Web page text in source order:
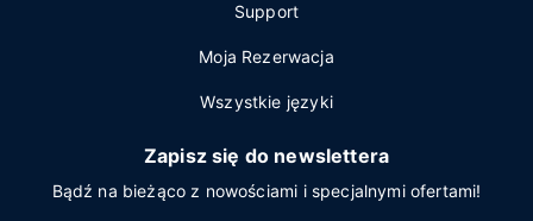
Support
Moja Rezerwacja
Wszystkie języki
Zapisz się do newslettera
Bądź na bieżąco z nowościami i specjalnymi ofertami!